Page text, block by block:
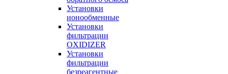
Установки
ионообменные
Установки
фильтрации
OXIDIZER
Установки
фильтрации
безреагентные